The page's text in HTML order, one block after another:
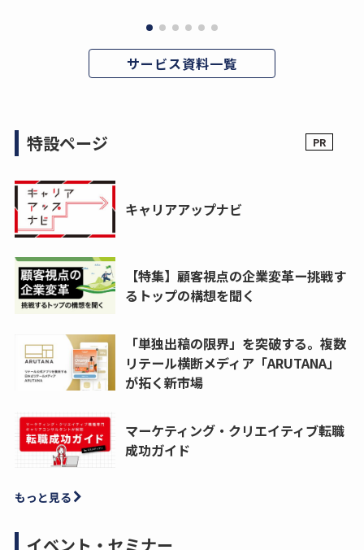
サービス資料一覧
特設ページ
キャリアアップナビ
【特集】顧客視点の企業変革ー挑戦す
るトップの構想を聞く
「単独出稿の限界」を突破する。複数
リテール横断メディア「ARUTANA」
が拓く新市場
マーケティング・クリエイティブ転職
成功ガイド
もっと見る
イベント・セミナー